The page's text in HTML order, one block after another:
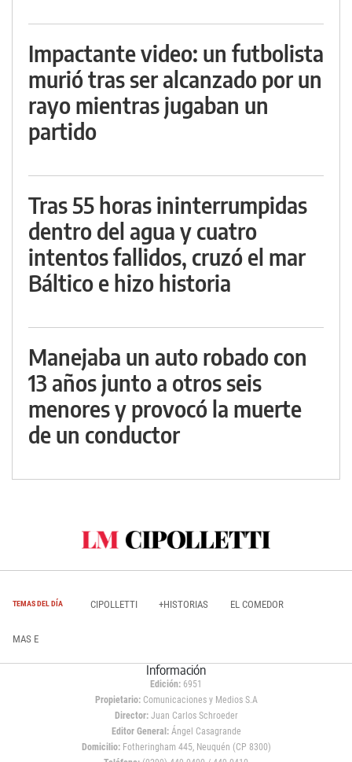
Impactante video: un futbolista
murió tras ser alcanzado por un
rayo mientras jugaban un
partido
Tras 55 horas ininterrumpidas
dentro del agua y cuatro
intentos fallidos, cruzó el mar
Báltico e hizo historia
Manejaba un auto robado con
13 años junto a otros seis
menores y provocó la muerte
de un conductor
TEMAS DEL DÍA CIPOLLETTI +HISTORIAS EL COMEDOR
MAS E
Información
Edición: 6951
Propietario:Comunicaciones y Medios S.A
Director: Juan Carlos Schroeder
Editor General:Ángel Casagrande
Domicilio:Fotheringham 445, Neuquén (CP 8300)